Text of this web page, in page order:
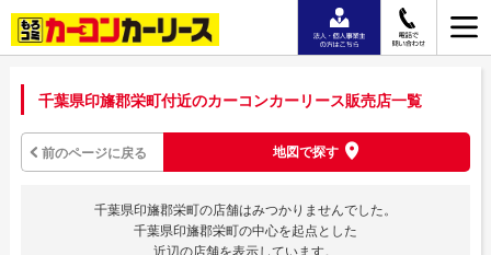
千葉県印旛郡栄町付近のカーコンカーリース販売店一覧
前のページに戻る 地図で探す
千葉県印旛郡栄町の店舗はみつかりませんでした。
千葉県印旛郡栄町の中心を起点とした
近辺の店舗を表示しています。